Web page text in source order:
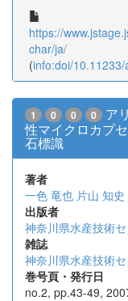
https://
char/ja/
(info:doi/
1 0 0 0
ア
性マイクロカプ
石標識
著者
一色 竜也 片山 知史
出版者
神奈川県水産技術
雑誌
神奈川県水産技術
巻号頁・発行日
no.2, pp.43-49,